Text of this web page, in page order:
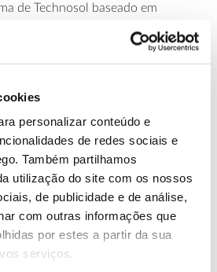
personalizar conteúdo e
de redes sociais e
Também partilhamos
utilização do site com os nossos
de publicidade e de análise,
com outras informações que
por estes a partir da sua
serviços.
de Technosol baseado em
uma rede biodegradável em
nutrientes e sementes
a regeneração natural;
orgânicos e subprodutos
na produção doTechnosol
Technosol a proprietários
recomendações e planos de